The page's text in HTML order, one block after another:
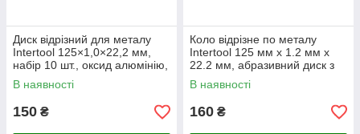
Диск відрізний для металу
Intertool 125×1,0×22,2 мм,
набір 10 шт., оксид алюмінію,
швидкість 80 м/с
В наявності
150 ₴
Коло відрізне по металу
Intertool 125 мм х 1.2 мм х
22.2 мм, абразивний диск з
оксидом алюмінію
В наявності
160 ₴